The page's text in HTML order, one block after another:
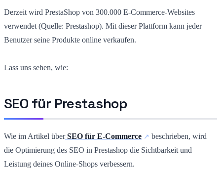
Derzeit wird PrestaShop von 300.000 E-Commerce-Websites
verwendet (Quelle: Prestashop). Mit dieser Plattform kann jeder
Benutzer seine Produkte online verkaufen.
Lass uns sehen, wie:
SEO für Prestashop
Wie im Artikel über SEO für E-Commerce
beschrieben, wird
die Optimierung des SEO in Prestashop die Sichtbarkeit und
Leistung deines Online-Shops verbessern.